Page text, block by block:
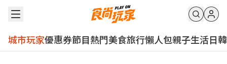
城市玩家優惠券節目熱門美食旅行懶人包親子生活日韓